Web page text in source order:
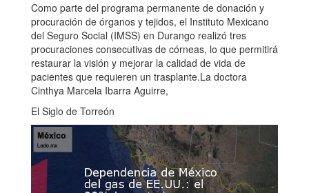
Como parte del programa permanente de donación y
procuración de órganos y tejidos, el Instituto Mexicano
del Seguro Social (IMSS) en Durango realizó tres
procuraciones consecutivas de córneas, lo que permitirá
restaurar la visión y mejorar la calidad de vida de
pacientes que requieren un trasplante.La doctora
Cinthya Marcela Ibarra Aguirre,
El Siglo de Torreón